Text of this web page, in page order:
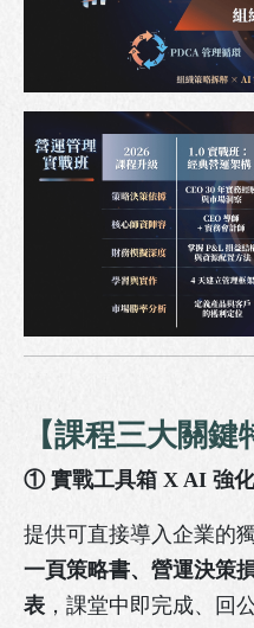
【課程三大關鍵
① 實戰工具箱 X AI 強
提供可直接導入企業的
一頁策略書、營運決策
表 ，課堂中即完成、回
LINE
掃描行動條碼即
請先點選LINE應用程
再掃描